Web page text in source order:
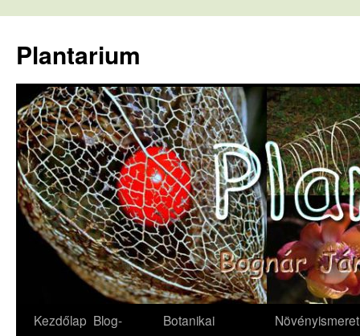
tartalomba
Plantarium
Kezdőlap Blog-
Botanikai
Növényismeret